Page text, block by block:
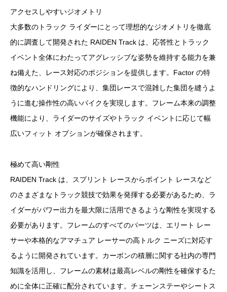
アクセスしやすいジオメトリ
大多数のトラック ライダーにとって理想的なジオメトリを徹底
的に調査して開発された RAIDEN Track は、応答性とトラック
イベント全体にわたってアグレッシブな姿勢を維持する能力を兼
ね備えた、レース対応のポジションを提供します。Factor の特
徴的なハンドリングにより、集団レースで混雑した集団を縫うよ
うに進む操作性の高いバイクを実現します。フレーム本来の調整
機能により、ライダーのサイズやトラック イベントに応じて幅
広いフィット オプションが確保されます。
極めて高い剛性
RAIDEN Track は、スプリント レースからポイント レースなど
のさまざまなトラック競技で効果を発揮する必要があるため、ラ
イダーがパワー出力を最大限に活用できるような剛性を実現する
必要があります。フレームのすべてのパーツは、エリート レー
サーや本格的なアマチュア レーサーの高トルク ニーズに対応す
るように開発されています。カーボンの積層に関する社内の専門
知識を活用し、フレームの素材は最高レベルの剛性を確保するた
めに全体に正確に配分されています。チェーンステーやシートス